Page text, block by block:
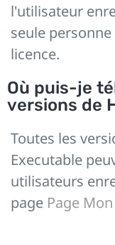
l'utilisateur
seule
licence.
Où puis-je
versions de
Toutes les
Executable
utilisateurs
page Page